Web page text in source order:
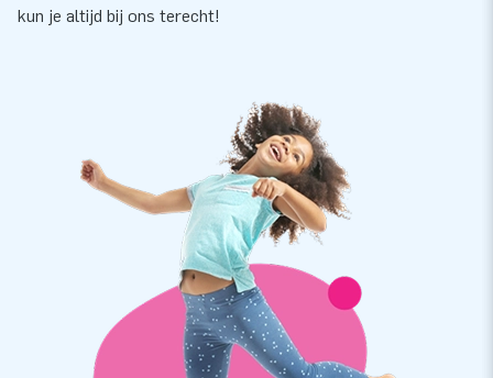
kun je altijd bij ons terecht!